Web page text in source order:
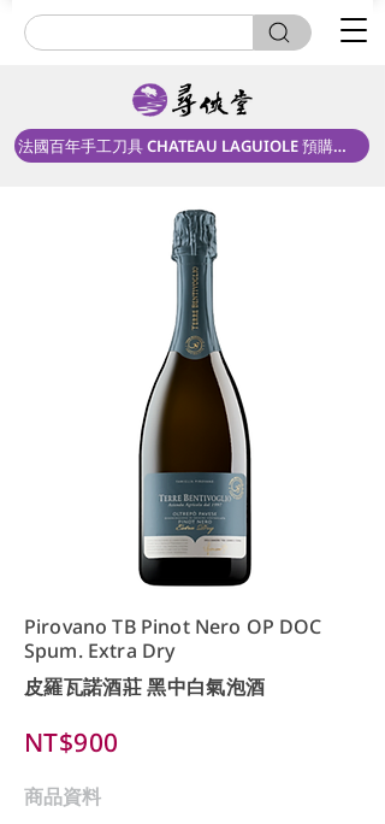
法國百年手工刀具 CHATEAU LAGUIOLE 預購中！
Pirovano TB Pinot Nero OP DOC
Spum. Extra Dry
皮羅瓦諾酒莊 黑中白氣泡酒
NT$900
商品資料